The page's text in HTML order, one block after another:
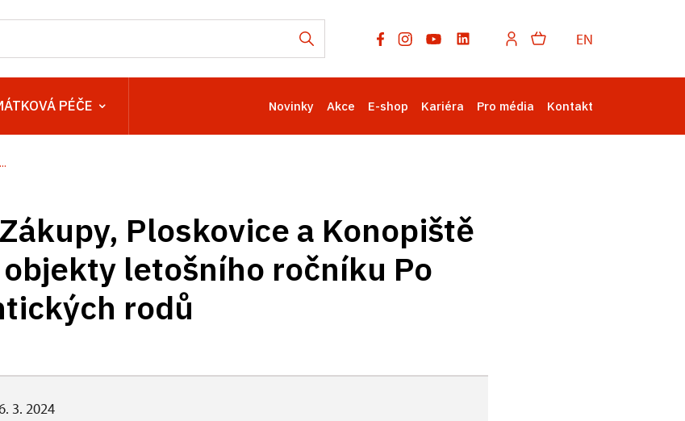
EN
PÉČE Novinky Akce E-shop Kariéra Pro média Kontakt
Ploskovice a Konopiště
letošního ročníku Po
rodů
3. 2024